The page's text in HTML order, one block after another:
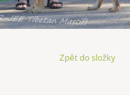
Zpět do složky